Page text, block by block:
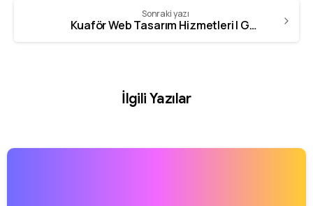
Sonraki yazı
Kuaför Web Tasarım Hizmetleri | GZR Ajans – 0342 606 07 21
İlgili Yazılar